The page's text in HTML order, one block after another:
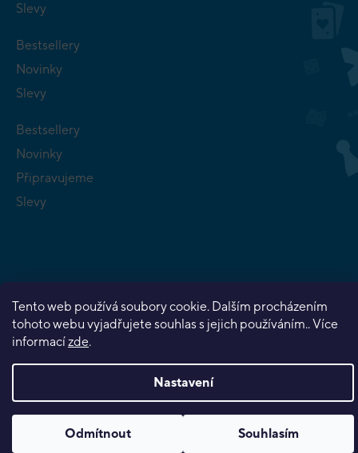
Tento web používá soubory cookie. Dalším procházením
tohoto webu vyjadřujete souhlas s jejich používáním.. Více
informacízde.
Nastavení
Odmítnout Souhlasím
Slevy
Bestsellery
Novinky
Slevy
Bestsellery
Novinky
Připravujeme
Slevy
Vytvořil Shoptet Premium
Copyright 2026Planeta her. Všechna práva vyhrazena.